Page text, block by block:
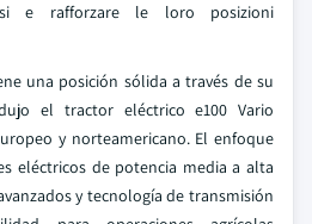
e rafforzare le loro posizioni
una posición sólida a través de su
el tractor eléctrico e100 Vario
y norteamericano. El enfoque
eléctricos de potencia media a alta
y tecnología de transmisión